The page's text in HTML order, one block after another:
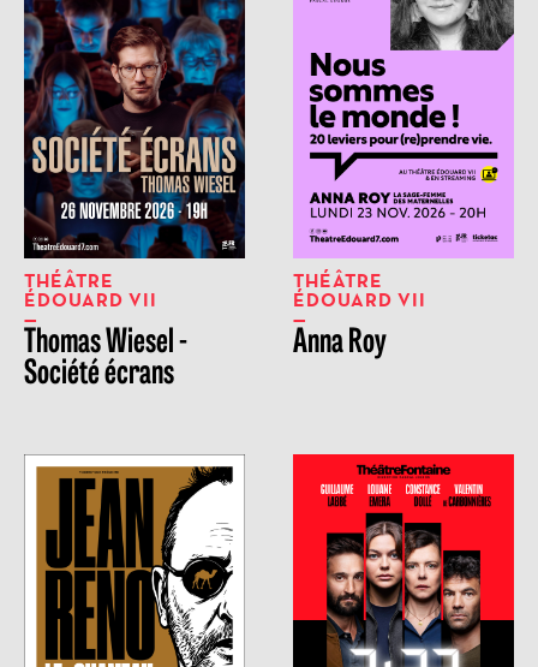
THÉÂTRE
ÉDOUARD VII
Thomas Wiesel -
Société écrans
THÉÂTRE
ÉDOUARD VII
Anna Roy